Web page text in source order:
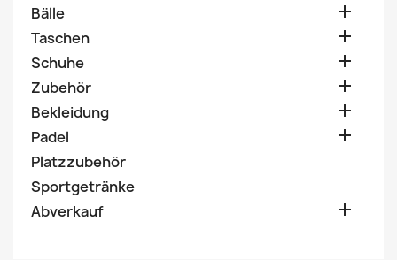
Bälle 
Taschen 
Schuhe 
Zubehör 
Bekleidung 
Padel 
Platzzubehör
Sportgetränke
Abverkauf
